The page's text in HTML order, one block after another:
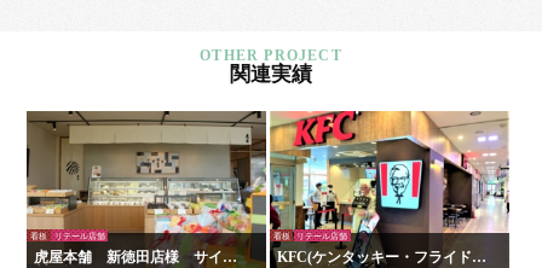
関連実績
看板 リテール店舗
虎屋本舗 新徳田店様 サイン
看板 リテール店舗
KFC(ケンタッキー・フライド・